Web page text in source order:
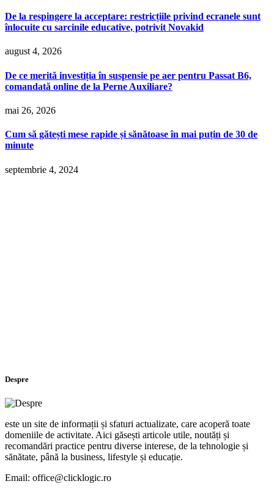
De la respingere la acceptare: restricțiile privind ecranele sunt
înlocuite cu sarcinile educative, potrivit Novakid
august 4, 2026
De ce merită investiția în suspensie pe aer pentru Passat B6,
comandată online de la Perne Auxiliare?
mai 26, 2026
Cum să gătești mese rapide și sănătoase în mai puțin de 30 de
minute
septembrie 4, 2024
Despre
este un site de informații și sfaturi actualizate, care acoperă toate
domeniile de activitate. Aici găsești articole utile, noutăți și
recomandări practice pentru diverse interese, de la tehnologie și
sănătate, până la business, lifestyle și educație.
Email: office@clicklogic.ro